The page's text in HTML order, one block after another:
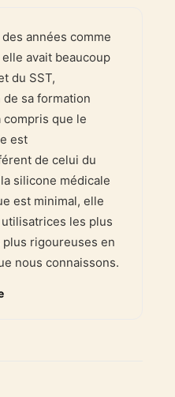
années comme
avait beaucoup
du SST,
sa formation
compris que le
est
de celui du
silicone médicale
est minimal, elle
les plus
rigoureuses en
nous connaissons.